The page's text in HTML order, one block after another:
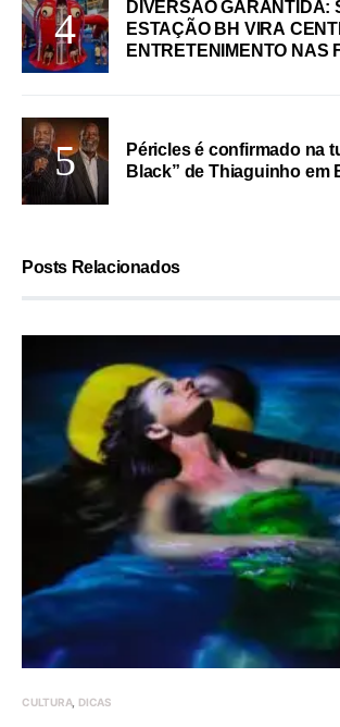
DIVERSÃO GARANTIDA:
ESTAÇÃO BH VIRA
ENTRETENIMENTO NAS
Péricles é confirmado na
Black” de Thiaguinho em
Posts Relacionados
CULTURA DICAS